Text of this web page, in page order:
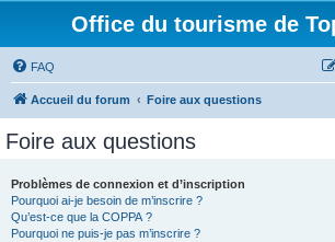
Office du tourisme de
FAQ
Accueil du forum Foire aux questions
Foire aux questions
Problèmes de connexion et d’inscription
Pourquoi ai-je besoin de m’inscrire ?
Qu’est-ce que la COPPA ?
Pourquoi ne puis-je pas m’inscrire ?